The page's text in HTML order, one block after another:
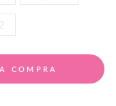
COMPRA